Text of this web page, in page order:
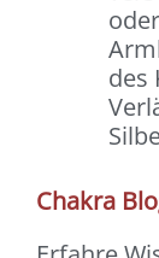
des
Chakra